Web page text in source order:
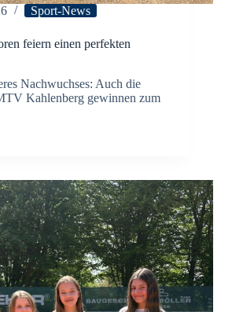
Sport-News
feiern einen perfekten
Nachwuchses: Auch die
Kahlenberg gewinnen zum